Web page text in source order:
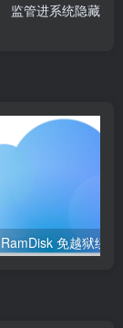
监管进系统隐藏